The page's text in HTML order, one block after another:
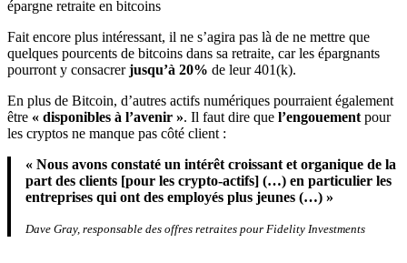
Fait encore plus intéressant, il ne s’agira pas là de ne mettre que
quelques pourcents de bitcoins dans sa retraite, car les épargnants
pourront y consacrerjusqu’à 20% de leur 401(k).
En plus de Bitcoin, d’autres actifs numériques pourraient également
être « disponibles à l’avenir ». Il faut dire que l’engouement pour
les cryptos ne manque pas côté client :
« Nous avons constaté un intérêt croissant et organique de la
part des clients [pour les crypto-actifs] (…) en particulier les
entreprises qui ont des employés plus jeunes (…) »
Dave Gray, responsable des offres retraites pour Fidelity Investments